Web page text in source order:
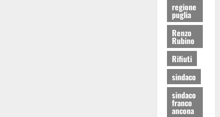
regione
puglia
Renzo
Rubino
Rifiuti
sindaco
sindaco
franco
ancona